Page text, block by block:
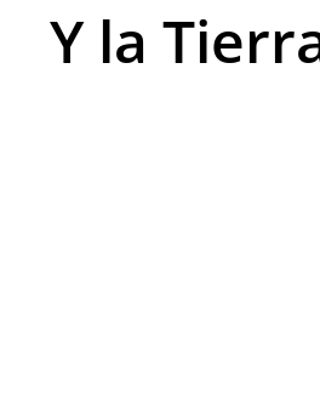
Y la